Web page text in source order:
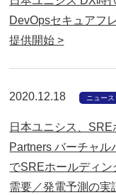
DevOpsセキュアフ
提供開始 >
2020.12.18 ニュー
日本ユニシス、SRE
Partners バーチャ
でSREホールディ
需要／発電予測の実